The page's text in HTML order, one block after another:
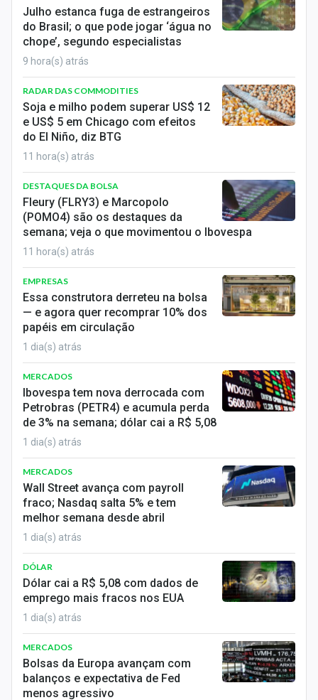
Economia
Empresas
Brasil
Política
Colunas
Especiais
Internacional
Marketing
Tecnologia
Conteúdo de Marca
Sobre
Expediente
Contato
Julho estanca fuga de estrangeiros
do Brasil; o que pode jogar ‘água no
chope’, segundo especialistas
9 hora(s) atrás
RADAR DAS COMMODITIES
Soja e milho podem superar US$ 12
e US$ 5 em Chicago com efeitos
do El Niño, diz BTG
11 hora(s) atrás
DESTAQUES DA BOLSA
Fleury (FLRY3) e Marcopolo
(POMO4) são os destaques da
semana; veja o que movimentou o Ibovespa
11 hora(s) atrás
EMPRESAS
Essa construtora derreteu na bolsa
— e agora quer recomprar 10% dos
papéis em circulação
1 dia(s) atrás
MERCADOS
Ibovespa tem nova derrocada com
Petrobras (PETR4) e acumula perda
de 3% na semana; dólar cai a R$ 5,08
1 dia(s) atrás
MERCADOS
Wall Street avança com payroll
fraco; Nasdaq salta 5% e tem
melhor semana desde abril
1 dia(s) atrás
DÓLAR
Dólar cai a R$ 5,08 com dados de
emprego mais fracos nos EUA
1 dia(s) atrás
MERCADOS
Bolsas da Europa avançam com
balanços e expectativa de Fed
menos agressivo